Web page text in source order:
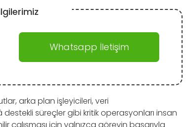
Whatsapp İletişim
arka plan işleyicileri, veri
destekli süreçler gibi kritik operasyonları insan
çalışması için yalnızca görevin başarıyla